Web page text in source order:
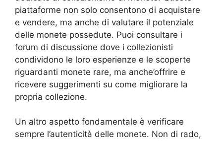
piattaforme non solo consentono di acquistare
e vendere, ma anche di valutare il potenziale
delle monete possedute. Puoi consultare i
forum di discussione dove i collezionisti
condividono le loro esperienze e le scoperte
riguardanti monete rare, ma anche’offrire e
ricevere suggerimenti su come migliorare la
propria collezione.
Un altro aspetto fondamentale è verificare
sempre l’autenticità delle monete. Non di rado,